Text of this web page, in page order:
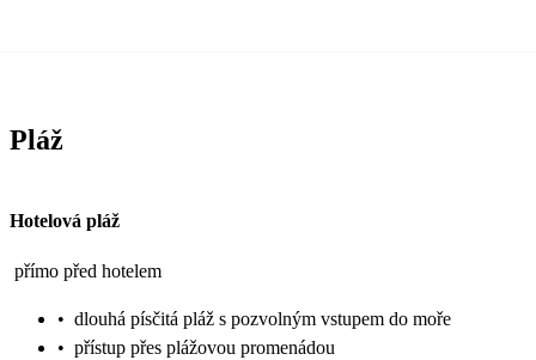
Pláž
Hotelová pláž
přímo před hotelem
• dlouhá písčitá pláž s pozvolným vstupem do moře
• přístup přes plážovou promenádou